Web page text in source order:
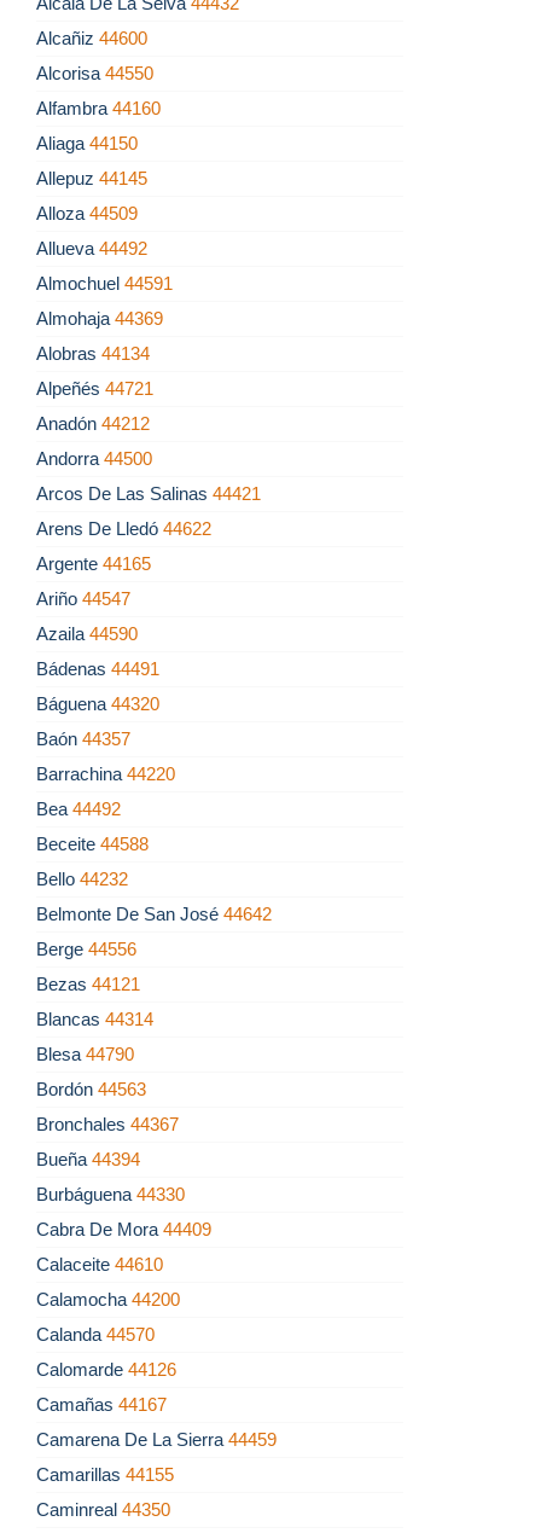
Alcañiz 44600
Alcorisa 44550
Alfambra 44160
Aliaga 44150
Allepuz 44145
Alloza 44509
Allueva 44492
Almochuel 44591
Almohaja 44369
Alobras 44134
Alpeñés 44721
Anadón 44212
Andorra 44500
Arcos De Las Salinas 44421
Arens De Lledó 44622
Argente 44165
Ariño 44547
Azaila 44590
Bádenas 44491
Báguena 44320
Baón 44357
Barrachina 44220
Bea 44492
Beceite 44588
Bello 44232
Belmonte De San José 44642
Berge 44556
Bezas 44121
Blancas 44314
Blesa 44790
Bordón 44563
Bronchales 44367
Bueña 44394
Burbáguena 44330
Cabra De Mora 44409
Calaceite 44610
Calamocha 44200
Calanda 44570
Calomarde 44126
Camañas 44167
Camarena De La Sierra 44459
Camarillas 44155
Caminreal 44350